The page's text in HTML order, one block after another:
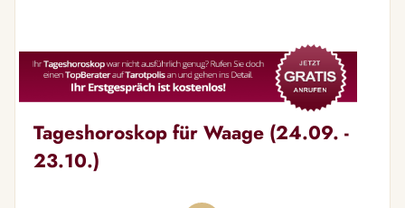
Tageshoroskop für Waage (24.09. -
23.10.)